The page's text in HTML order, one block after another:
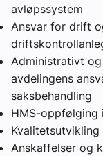
avløpssystem
Ansvar for drift
Administrativt
avdelingens
saksbehandling
HMS-oppfølging
Anskaffelser og